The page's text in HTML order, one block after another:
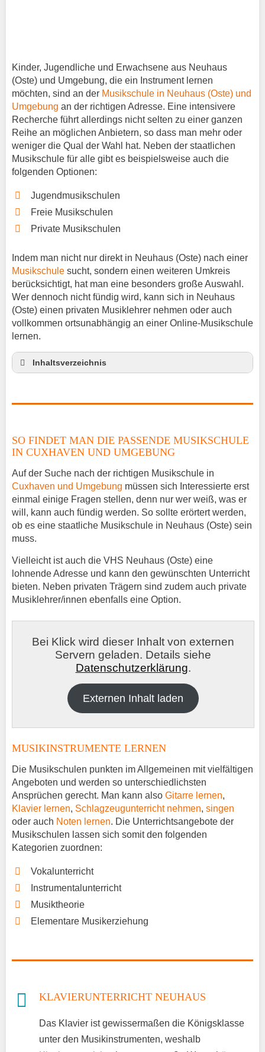
Kinder, Jugendliche und Erwachsene aus Neuhaus
(Oste) und Umgebung, die ein Instrument lernen
möchten, sind an der Musikschule in Neuhaus (Oste) und
Umgebung an der richtigen Adresse. Eine intensivere
Recherche führt allerdings nicht selten zu einer ganzen
Reihe an möglichen Anbietern, so dass man mehr oder
weniger die Qual der Wahl hat. Neben der staatlichen
Musikschule für alle gibt es beispielsweise auch die
folgenden Optionen:
Jugendmusikschulen
Freie Musikschulen
Private Musikschulen
Indem man nicht nur direkt in Neuhaus (Oste) nach einer
Musikschule sucht, sondern einen weiteren Umkreis
berücksichtigt, hat man eine besonders große Auswahl.
Wer dennoch nicht fündig wird, kann sich in Neuhaus
(Oste) einen privaten Musiklehrer nehmen oder auch
vollkommen ortsunabhängig an einer Online-Musikschule
lernen.
Inhaltsverzeichnis
Gitarrenunterricht Neuhaus
Musiklehrer Stellenangebote – Neuhaus
SO FINDET MAN DIE PASSENDE MUSIKSCHULE
IN CUXHAVEN UND UMGEBUNG
Auf der Suche nach der richtigen Musikschule in
Cuxhaven und Umgebung müssen sich Interessierte erst
einmal einige Fragen stellen, denn nur wer weiß, was er
will, kann auch fündig werden. So sollte erörtert werden,
ob es eine staatliche Musikschule in Neuhaus (Oste) sein
muss.
Vielleicht ist auch die VHS Neuhaus (Oste) eine
lohnende Adresse und kann den gewünschten Unterricht
bieten. Neben privaten Trägern sind zudem auch private
Musiklehrer/innen ebenfalls eine Option.
Bei Klick wird dieser Inhalt von externen
Servern geladen. Details siehe
Datenschutzerklärung.
Externen Inhalt laden
MUSIKINSTRUMENTE LERNEN
Die Musikschulen punkten im Allgemeinen mit vielfältigen
Angeboten und werden so unterschiedlichsten
Ansprüchen gerecht. Man kann also Gitarre lernen,
Klavier lernen, Schlagzeugunterricht nehmen, singen
oder auch Noten lernen. Die Unterrichtsangebote der
Musikschulen lassen sich somit den folgenden
Kategorien zuordnen:
Vokalunterricht
Instrumentalunterricht
Musiktheorie
Elementare Musikerziehung
KLAVIERUNTERRICHT NEUHAUS
Das Klavier ist gewissermaßen die Königsklasse
unter den Musikinstrumenten, weshalb